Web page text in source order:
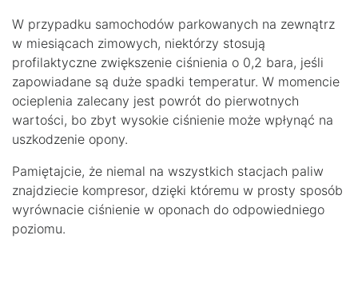
W przypadku samochodów parkowanych na zewnątrz
w miesiącach zimowych, niektórzy stosują
profilaktyczne zwiększenie ciśnienia o 0,2 bara, jeśli
zapowiadane są duże spadki temperatur. W momencie
ocieplenia zalecany jest powrót do pierwotnych
wartości, bo zbyt wysokie ciśnienie może wpłynąć na
uszkodzenie opony.
Pamiętajcie, że niemal na wszystkich stacjach paliw
znajdziecie kompresor, dzięki któremu w prosty sposób
wyrównacie ciśnienie w oponach do odpowiedniego
poziomu.